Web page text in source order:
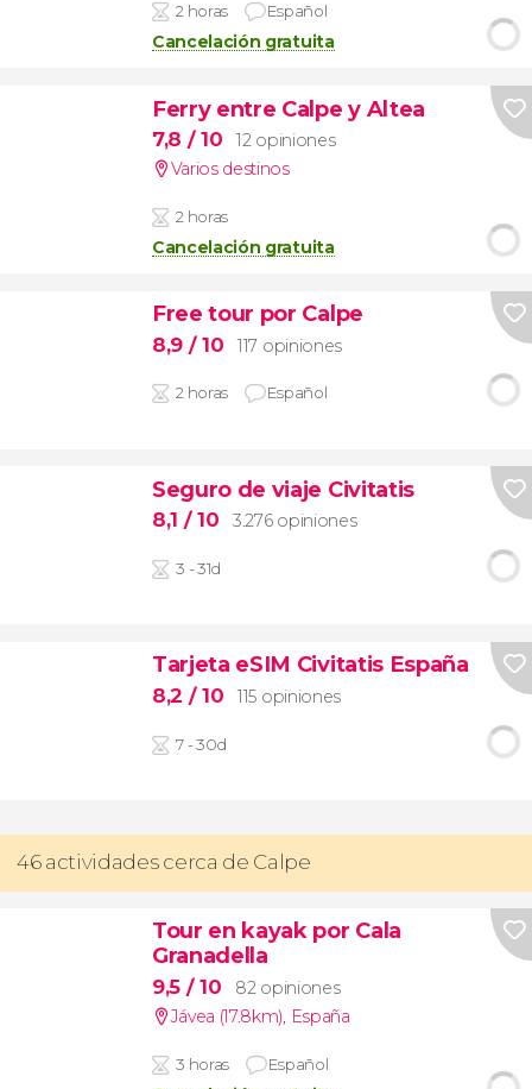
2 horas Español
Cancelación gratuita
Ferry entre Calpe y Altea
7,8 / 10
12 opiniones
Varios destinos
2 horas
Cancelación gratuita
Free tour por Calpe
8,9 / 10 117 opiniones
2 horas Español
Seguro de viaje Civitatis
8,1 / 10 3.276 opiniones
3 - 31d
Tarjeta eSIM Civitatis España
8,2 / 10 115 opiniones
7 - 30d
46 actividades cerca de Calpe
Tour en kayak por Cala
Granadella
9,5 / 10
82 opiniones
Jávea (17.8km), España
3 horas Español